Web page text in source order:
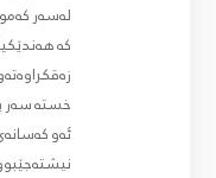
لەسەر
کە
خستە سەر
ئەو